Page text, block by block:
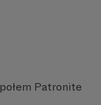
Patronite